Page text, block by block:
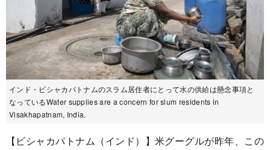
インド・ビシャカパトナムのスラム居住者にとって水の供給は懸念事項と
なっているWater supplies are a concern for slum residents in
Visakhapatnam, India.
【ビシャカパトナム（インド）】米グーグルが昨年、この